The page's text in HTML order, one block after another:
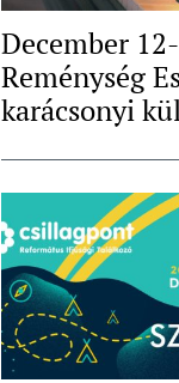
December
Reménység
karácsonyi